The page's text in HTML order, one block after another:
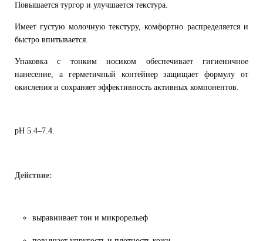
Повышается тургор и улучшается текстура.
Имеет густую молочную текстуру, комфортно распределяется и
быстро впитывается.
Упаковка с тонким носиком обеспечивает гигиеничное
нанесение, а герметичный контейнер защищает формулу от
окисления и сохраняет эффективность активных компонентов.
pH 5.4–7.4.
Действие:
выравнивает тон и микрорельеф